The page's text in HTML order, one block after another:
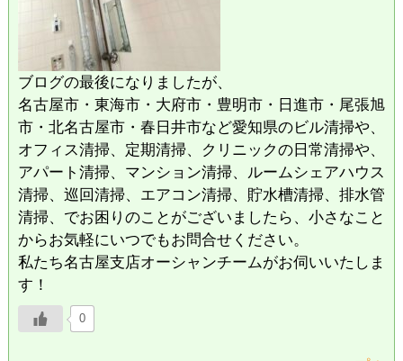
ブログの最後になりましたが、
名古屋市・東海市・大府市・豊明市・日進市・尾張旭
市・北名古屋市・春日井市など愛知県のビル清掃や、
オフィス清掃、定期清掃、クリニックの日常清掃や、
アパート清掃、マンション清掃、ルームシェアハウス
清掃、巡回清掃、エアコン清掃、貯水槽清掃、排水管
清掃、でお困りのことがございましたら、小さなこと
からお気軽にいつでもお問合せください。
私たち名古屋支店オーシャンチームがお伺いいたしま
す！
0